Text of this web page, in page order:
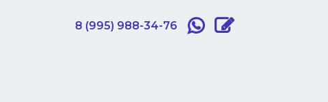
8 (995) 988-34-76